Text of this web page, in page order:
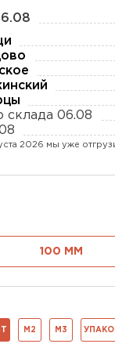
склада 06.08
2026 мы уже
100 ММ
М2 М3
ПЕРЕЙТИ
Юматекс
Теплекс
Дирок
Белтеп
Тизол